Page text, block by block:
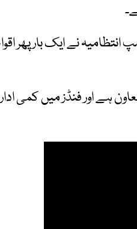
نے ایک بار پھر
ہے اور فنڈز میں کمی